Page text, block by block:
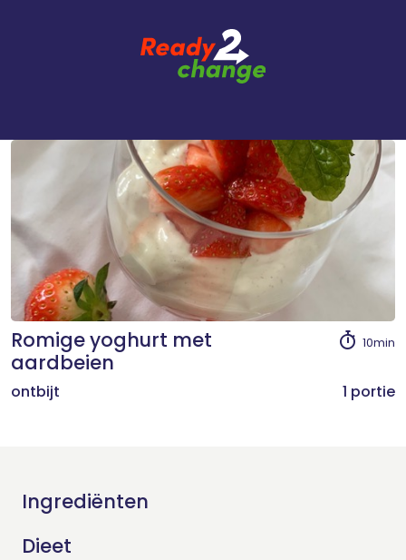
Romige yoghurt met
aardbeien
10min
ontbijt 1 portie
Ingrediënten
Dieet